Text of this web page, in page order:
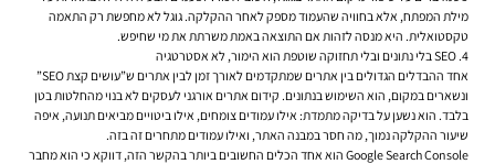
מילת המפתח, אלא בחוויה שהעמוד מספק לאחר ההקלקה. גוגל לא מחפשת רק התאמה
טקסטואלית. היא מנסה לזהות אם התוצאה באמת משרתת את מי שחיפש.
4. SEO בלי נתונים ובלי תחזוקה שוטפת הוא הימור, לא אסטרטגיה
אחד ההבדלים הגדולים בין אתרים שמתקדמים לאורך זמן לבין אתרים ש”עושים קצת SEO”
ונשארים במקום, הוא השימוש בנתונים. קידום אתרים אורגני לעסקים לא בנוי מהחלטות בטן
בלבד. הוא נשען על בדיקה מתמדת: אילו עמודים צומחים, אילו ביטויים מביאים תנועה, איפה
שיעור ההקלקה נמוך, מה חסר במבנה האתר, ואילו עמודים מתחרים זה בזה.
Google Search Console הוא אחד הכלים החשובים ביותר בהקשר הזה, דווקא כי הוא מחבר